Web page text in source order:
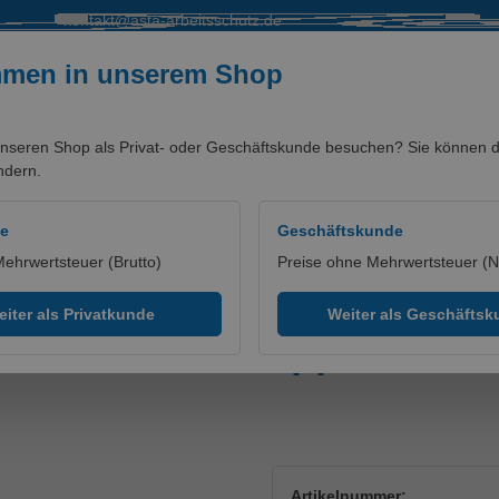
kontakt@asta-arbeitsschutz.de
in unserem Shop
Shop als Privat- oder Geschäftskunde besuchen? Sie können
(Brutto)
als Privatkunde
Geschäftskunde
Preise ohne Mehrwertsteuer
Weiter als
MASCOT® Uppsala